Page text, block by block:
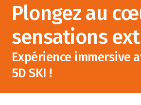
Plongez au
sensations
Expérience immersive
5D SKI !